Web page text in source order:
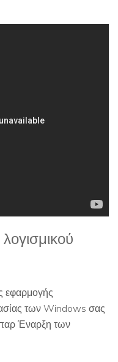
εφαρμογής
των Windows σας
Έναρξη των